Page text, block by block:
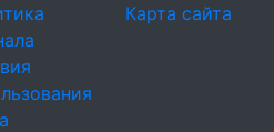
Карта сайта